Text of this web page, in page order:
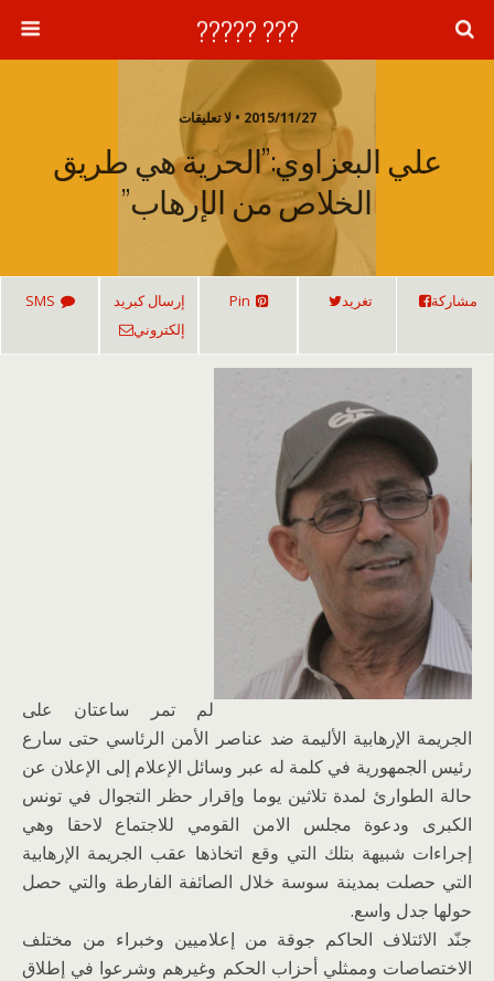
??? ?????
2015/11/27 • لا تعليقات
علي البعزاوي:”الحرية هي طريق
الخلاص من الإرهاب”
مشاركة تغريد Pin
إرسال كبريد
إلكتروني
SMS
لم تمر ساعتان على
الجريمة الإرهابية الأليمة ضد عناصر الأمن الرئاسي حتى سارع
رئيس الجمهورية في كلمة له عبر وسائل الإعلام إلى الإعلان عن
حالة الطوارئ لمدة تلاثين يوما وإقرار حظر التجوال في تونس
الكبرى ودعوة مجلس الامن القومي للاجتماع لاحقا وهي
إجراءات شبيهة بتلك التي وقع اتخاذها عقب الجريمة الإرهابية
التي حصلت بمدينة سوسة خلال الصائفة الفارطة والتي حصل
حولها جدل واسع.
جنّد الائتلاف الحاكم جوقة من إعلاميين وخبراء من مختلف
الاختصاصات وممثلي أحزاب الحكم وغيرهم وشرعوا في إطلاق